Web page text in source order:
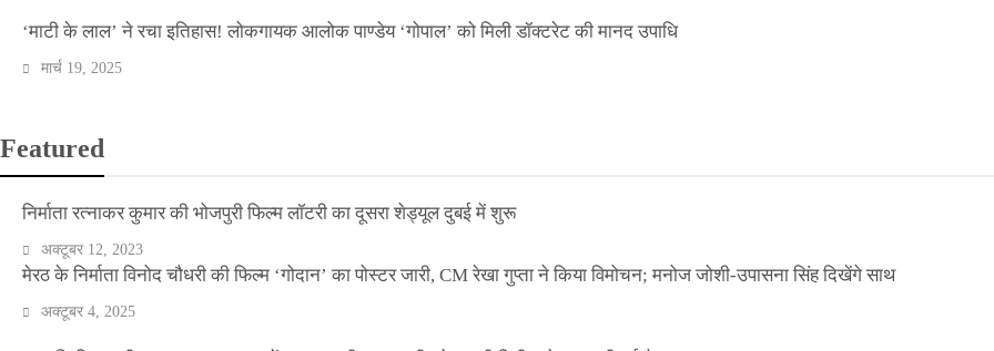
‘माटी के लाल’ ने रचा इतिहास! लोकगायक आलोक पाण्डेय ‘गोपाल’ को मिली डॉक्टरेट की मानद उपाधि
मार्च 19, 2025
Featured
निर्माता रत्नाकर कुमार की भोजपुरी फिल्म लॉटरी का दूसरा शेड्यूल दुबई में शुरू
अक्टूबर 12, 2023
मेरठ के निर्माता विनोद चौधरी की फिल्म ‘गोदान’ का पोस्टर जारी, CM रेखा गुप्ता ने किया विमोचन; मनोज जोशी-उपासना सिंह दिखेंगे साथ
अक्टूबर 4, 2025